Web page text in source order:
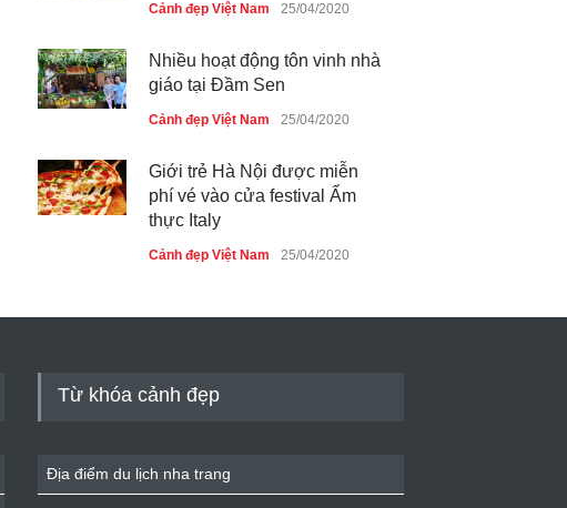
Cảnh đẹp Việt Nam 25/04/2020
Nhiều hoạt động tôn vinh nhà
giáo tại Đầm Sen
Cảnh đẹp Việt Nam 25/04/2020
Giới trẻ Hà Nội được miễn
phí vé vào cửa festival Ẩm
thực Italy
Cảnh đẹp Việt Nam 25/04/2020
Cảnh đẹp Việt Nam
Từ khóa cảnh đẹp
Địa điểm du lịch nha trang